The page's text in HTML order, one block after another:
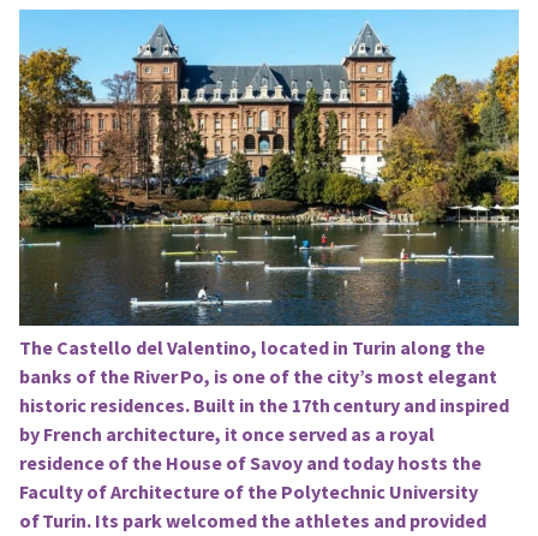
The Castello del Valentino, located in Turin along the
banks of the River Po, is one of the city’s most elegant
historic residences. Built in the 17th century and inspired
by French architecture, it once served as a royal
residence of the House of Savoy and today hosts the
Faculty of Architecture of the Polytechnic University
of Turin. Its park welcomed the athletes and provided